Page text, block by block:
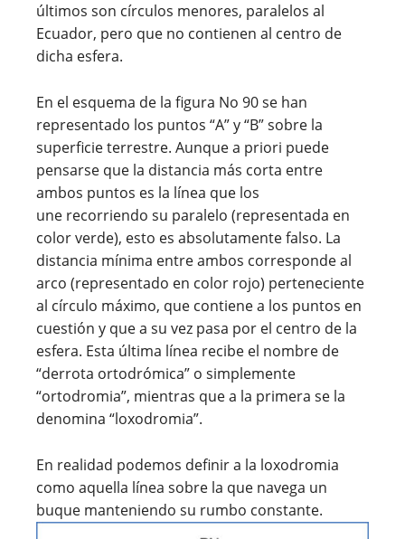
últimos son círculos menores, paralelos al
Ecuador, pero que no contienen al centro de
dicha esfera.
En el esquema de la figura No 90 se han
representado los puntos “A” y “B” sobre la
superficie terrestre. Aunque a priori puede
pensarse que la distancia más corta entre
ambos puntos es la línea que los
une recorriendo su paralelo (representada en
color verde), esto es absolutamente falso. La
distancia mínima entre ambos corresponde al
arco (representado en color rojo) perteneciente
al círculo máximo, que contiene a los puntos en
cuestión y que a su vez pasa por el centro de la
esfera. Esta última línea recibe el nombre de
“derrota ortodrómica” o simplemente
“ortodromia”, mientras que a la primera se la
denomina “loxodromia”.
En realidad podemos definir a la loxodromia
como aquella línea sobre la que navega un
buque manteniendo su rumbo constante.